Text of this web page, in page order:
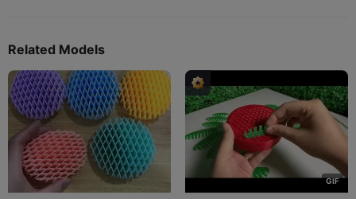
Related Models
GIF